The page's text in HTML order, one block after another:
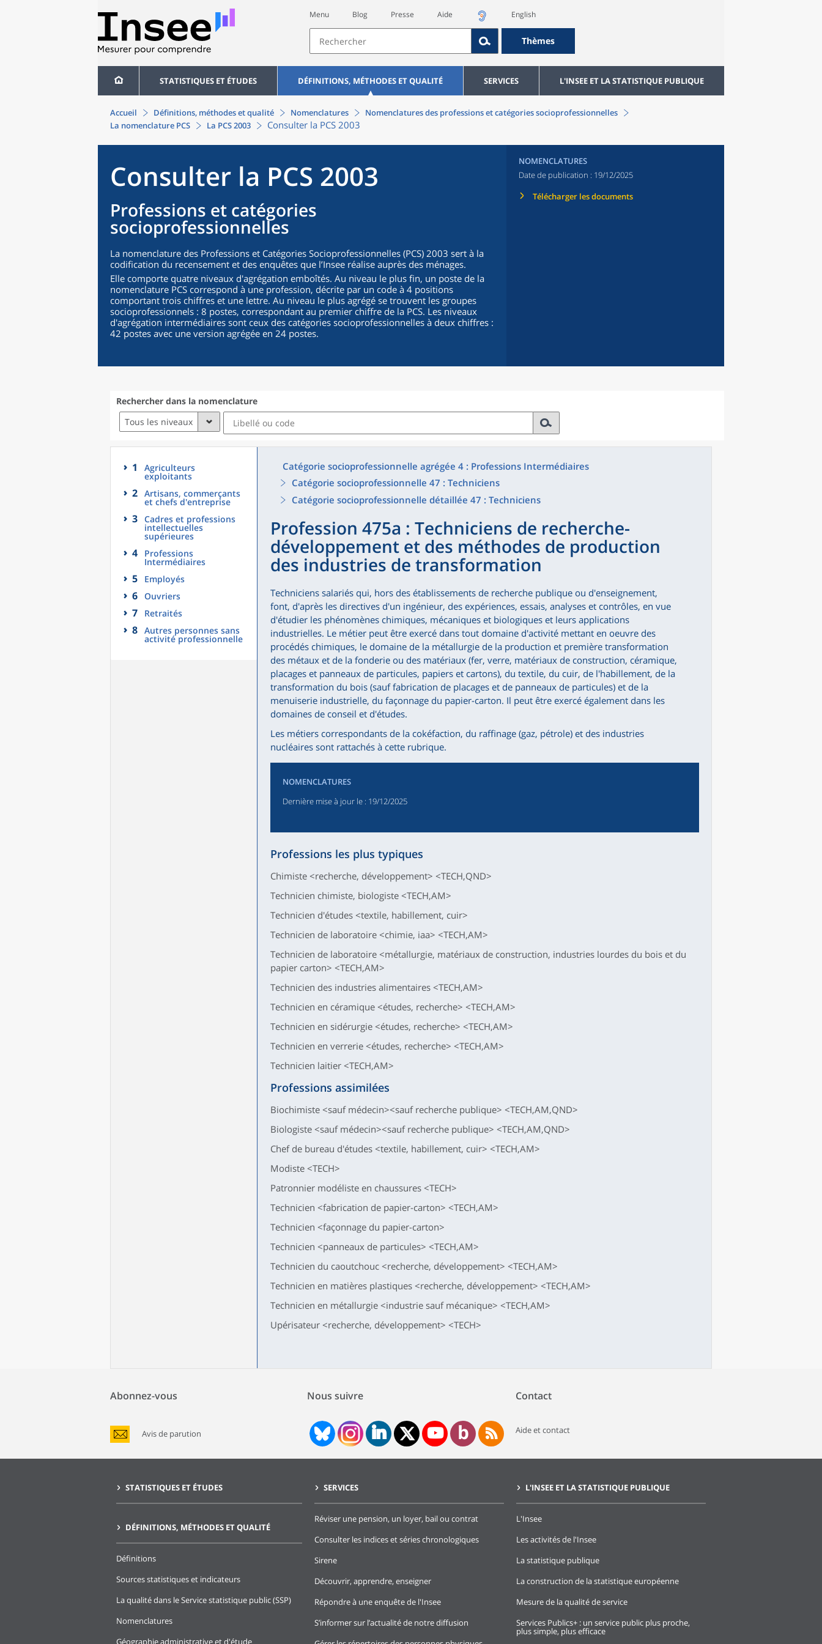
Menu Blog Presse Aide English
Thèmes
STATISTIQUES ET ÉTUDES DÉFINITIONS, MÉTHODES ET QUALITÉ SERVICES L'INSEE ET LA STATISTIQUE PUBLIQUE
Accueil Définitions, méthodes et qualité Nomenclatures
Nomenclatures des professions et catégories socioprofessionnelles
La nomenclature PCS
La PCS 2003 Consulter la PCS 2003
Consulter la PCS 2003
Professions et catégories
socioprofessionnelles
La nomenclature des Professions et Catégories Socioprofessionnelles (PCS) 2003 sert à la
codification du recensement et des enquêtes que l’Insee réalise auprès des ménages.
Elle comporte quatre niveaux d'agrégation emboîtés. Au niveau le plus fin, un poste de la
nomenclature PCS correspond à une profession, décrite par un code à 4 positions
comportant trois chiffres et une lettre. Au niveau le plus agrégé se trouvent les groupes
socioprofessionnels : 8 postes, correspondant au premier chiffre de la PCS. Les niveaux
d'agrégation intermédiaires sont ceux des catégories socioprofessionnelles à deux chiffres :
42 postes avec une version agrégée en 24 postes.
NOMENCLATURES
Date de publication : 19/12/2025
Télécharger les documents
Rechercher dans la nomenclature
Tous les niveaux
1 Agriculteurs
exploitants
2 Artisans, commerçants
et chefs d'entreprise
3 Cadres et professions
intellectuelles
supérieures
4 Professions
Intermédiaires
5 Employés
6 Ouvriers
7 Retraités
8 Autres personnes sans
activité professionnelle
Catégorie socioprofessionnelle agrégée 4 : Professions Intermédiaires
Catégorie socioprofessionnelle 47 : Techniciens
Catégorie socioprofessionnelle détaillée 47 : Techniciens
Profession 475a : Techniciens de recherche-
développement et des méthodes de production
des industries de transformation
Techniciens salariés qui, hors des établissements de recherche publique ou d'enseignement,
font, d'après les directives d'un ingénieur, des expériences, essais, analyses et contrôles, en vue
d'étudier les phénomènes chimiques, mécaniques et biologiques et leurs applications
industrielles. Le métier peut être exercé dans tout domaine d'activité mettant en oeuvre des
procédés chimiques, le domaine de la métallurgie de la production et première transformation
des métaux et de la fonderie ou des matériaux (fer, verre, matériaux de construction, céramique,
placages et panneaux de particules, papiers et cartons), du textile, du cuir, de l'habillement, de la
transformation du bois (sauf fabrication de placages et de panneaux de particules) et de la
menuiserie industrielle, du façonnage du papier-carton. Il peut être exercé également dans les
domaines de conseil et d'études.
Les métiers correspondants de la cokéfaction, du raffinage (gaz, pétrole) et des industries
nucléaires sont rattachés à cette rubrique.
NOMENCLATURES
Dernière mise à jour le: 19/12/2025
Professions les plus typiques
Chimiste <recherche, développement> <TECH,QND>
Technicien chimiste, biologiste <TECH,AM>
Technicien d'études <textile, habillement, cuir>
Technicien de laboratoire <chimie, iaa> <TECH,AM>
Technicien de laboratoire <métallurgie, matériaux de construction, industries lourdes du bois et du
papier carton> <TECH,AM>
Technicien des industries alimentaires <TECH,AM>
Technicien en céramique <études, recherche> <TECH,AM>
Technicien en sidérurgie <études, recherche> <TECH,AM>
Technicien en verrerie <études, recherche> <TECH,AM>
Technicien laitier <TECH,AM>
Professions assimilées
Biochimiste <sauf médecin><sauf recherche publique> <TECH,AM,QND>
Biologiste <sauf médecin><sauf recherche publique> <TECH,AM,QND>
Chef de bureau d'études <textile, habillement, cuir> <TECH,AM>
Modiste <TECH>
Patronnier modéliste en chaussures <TECH>
Technicien <fabrication de papier-carton> <TECH,AM>
Technicien <façonnage du papier-carton>
Technicien <panneaux de particules> <TECH,AM>
Technicien du caoutchouc <recherche, développement> <TECH,AM>
Technicien en matières plastiques <recherche, développement> <TECH,AM>
Technicien en métallurgie <industrie sauf mécanique> <TECH,AM>
Upérisateur <recherche, développement> <TECH>
Abonnez-vous
Avis de parution
Nous suivre Contact
Aide et contact
STATISTIQUES ET ÉTUDES
DÉFINITIONS, MÉTHODES ET QUALITÉ
Définitions
Sources statistiques et indicateurs
La qualité dans le Service statistique public (SSP)
Nomenclatures
Géographie administrative et d'étude
SERVICES
Réviser une pension, un loyer, bail ou contrat
Consulter les indices et séries chronologiques
Sirene
Découvrir, apprendre, enseigner
Répondre à une enquête de l'Insee
S’informer sur l’actualité de notre diffusion
L'INSEE ET LA STATISTIQUE PUBLIQUE
L'Insee
Les activités de l'Insee
La statistique publique
La construction de la statistique européenne
Mesure de la qualité de service
Services Publics+ : un service public plus proche,
plus simple, plus efficace